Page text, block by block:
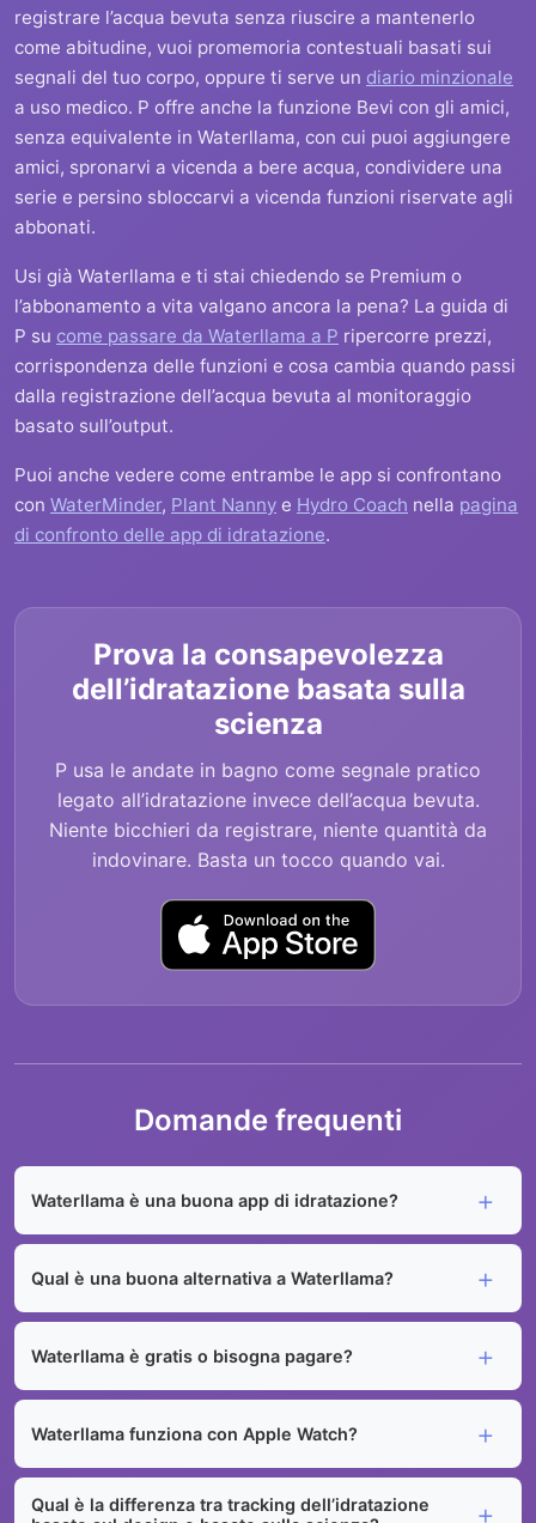
registrare l’acqua bevuta senza riuscire a mantenerlo
come abitudine, vuoi promemoria contestuali basati sui
segnali del tuo corpo, oppure ti serve un diario minzionale
a uso medico. P offre anche la funzione Bevi con gli amici,
senza equivalente in Waterllama, con cui puoi aggiungere
amici, spronarvi a vicenda a bere acqua, condividere una
serie e persino sbloccarvi a vicenda funzioni riservate agli
abbonati.
Usi già Waterllama e ti stai chiedendo se Premium o
l’abbonamento a vita valgano ancora la pena? La guida di
P su come passare da Waterllama a P ripercorre prezzi,
corrispondenza delle funzioni e cosa cambia quando passi
dalla registrazione dell’acqua bevuta al monitoraggio
basato sull’output.
Puoi anche vedere come entrambe le app si confrontano
con WaterMinder, Plant Nanny e Hydro Coach nella pagina
di confronto delle app di idratazione.
Prova la consapevolezza
dell’idratazione basata sulla
scienza
P usa le andate in bagno come segnale pratico
legato all’idratazione invece dell’acqua bevuta.
Niente bicchieri da registrare, niente quantità da
indovinare. Basta un tocco quando vai.
Domande frequenti
Waterllama è una buona app di idratazione?
Qual è una buona alternativa a Waterllama?
Waterllama è gratis o bisogna pagare?
Waterllama funziona con Apple Watch?
Qual è la differenza tra tracking dell’idratazione